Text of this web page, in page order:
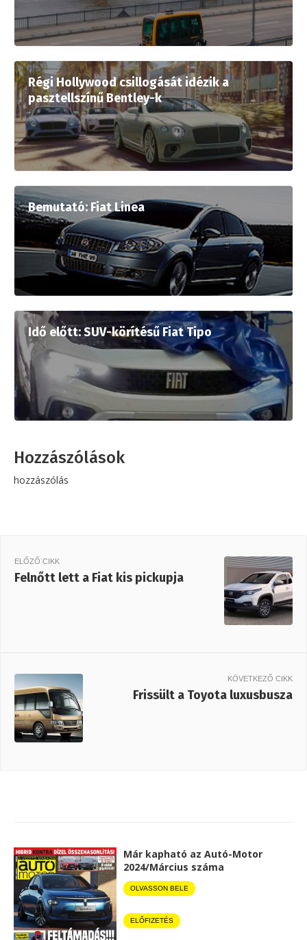
Régi Hollywood csillogását idézik a
pasztellszínű Bentley-k
Bemutató: Fiat Linea
Idő előtt: SUV-körítésű Fiat Tipo
Hozzászólások
hozzászólás
ELŐZŐ CIKK
Felnőtt lett a Fiat kis pickupja
KÖVETKEZŐ CIKK
Frissült a Toyota luxusbusza
Már kapható az Autó-Motor
2024/Március száma
OLVASSON BELE
ELŐFIZETÉS